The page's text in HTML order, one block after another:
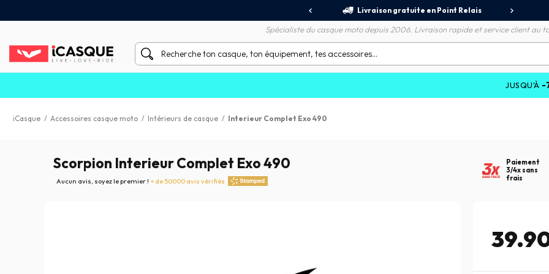
Livraison gratuite en Point Relais
Spécialiste du casque moto depuis 2006. Livraison rapide et service client au
-70%SUR
iCasque / Accessoires casque moto / Intérieurs de casque / Interieur Complet Exo 490
Scorpion Interieur Complet Exo 490
Aucun avis, soyez le premier ! + de 50000 avis vérifiés
Paiement
3/4x sans
frais